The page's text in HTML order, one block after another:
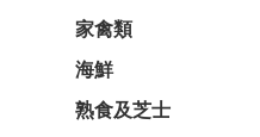
家禽類
海鮮
熟食及芝士